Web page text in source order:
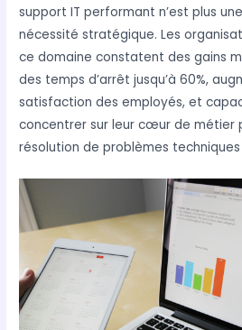
support IT performant n’est plus
nécessité stratégique. Les
ce domaine constatent des gains
des temps d’arrêt jusqu’à 60%,
satisfaction des employés, et
concentrer sur leur cœur de métier
résolution de problèmes